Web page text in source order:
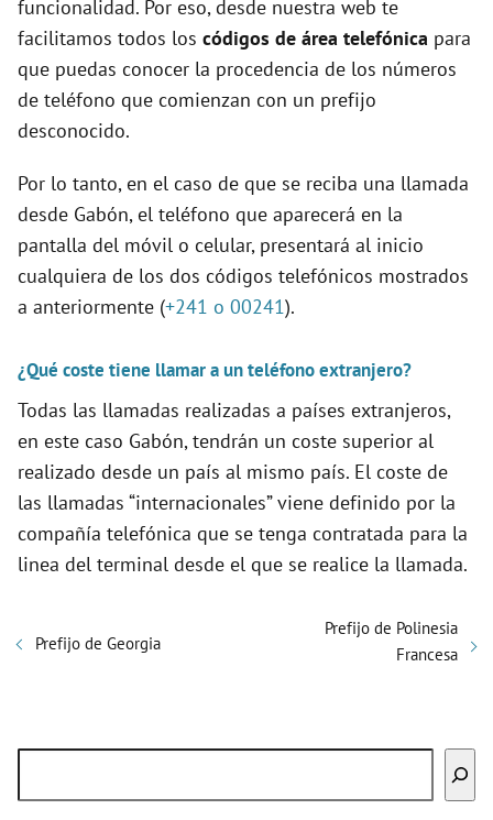
funcionalidad. Por eso, desde nuestra web te
facilitamos todos los códigos de área telefónica para
que puedas conocer la procedencia de los números
de teléfono que comienzan con un prefijo
desconocido.
Por lo tanto, en el caso de que se reciba una llamada
desde Gabón, el teléfono que aparecerá en la
pantalla del móvil o celular, presentará al inicio
cualquiera de los dos códigos telefónicos mostrados
a anteriormente (+241 o 00241).
¿Qué coste tiene llamar a un teléfono extranjero?
Todas las llamadas realizadas a países extranjeros,
en este caso Gabón, tendrán un coste superior al
realizado desde un país al mismo país. El coste de
las llamadas “internacionales” viene definido por la
compañía telefónica que se tenga contratada para la
linea del terminal desde el que se realice la llamada.
Prefijo de Georgia
Prefijo de Polinesia
Francesa